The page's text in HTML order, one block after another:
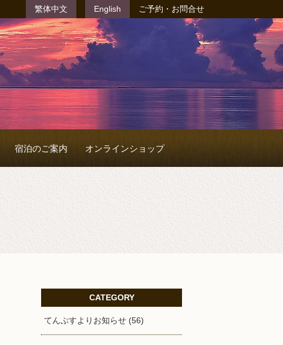
繁体中文 English ご予約・お問合せ
宿泊のご案内 オンラインショップ
CATEGORY
てんぷすよりお知らせ (56)